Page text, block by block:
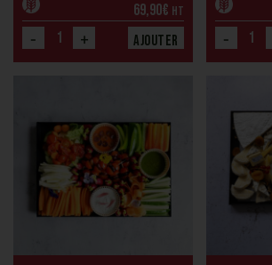
69,90€ HT
- + Ajouter -